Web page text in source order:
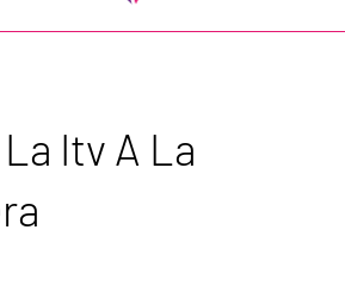
Itv A La